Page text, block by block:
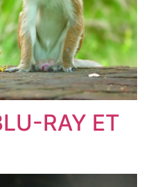
RAY ET